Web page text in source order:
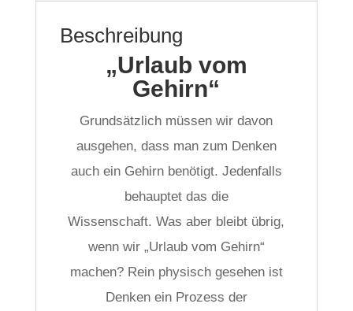
Beschreibung
„Urlaub vom
Gehirn“
Grundsätzlich müssen wir davon
ausgehen, dass man zum Denken
auch ein Gehirn benötigt. Jedenfalls
behauptet das die
Wissenschaft. Was aber bleibt übrig,
wenn wir „Urlaub vom Gehirn“
machen? Rein physisch gesehen ist
Denken ein Prozess der